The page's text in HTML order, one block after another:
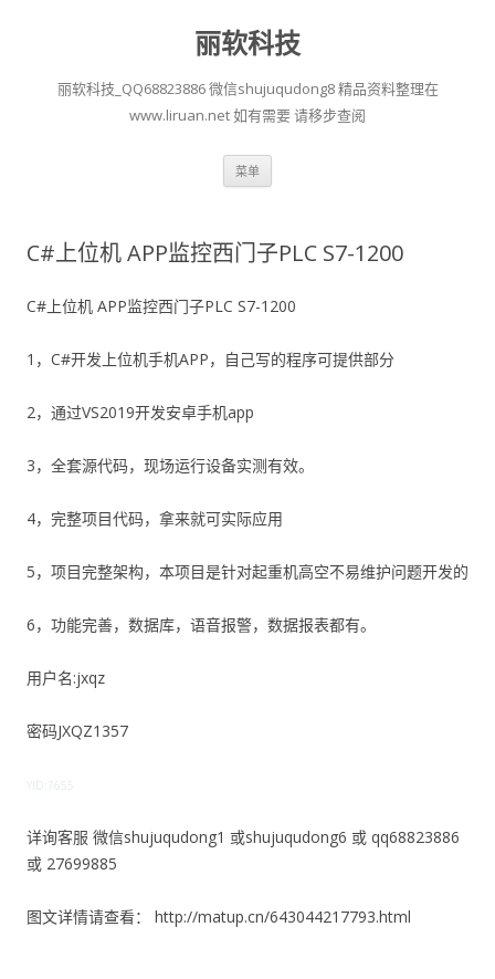
丽软科技
丽软科技_QQ68823886 微信shujuqudong8 精品资料整理在
www.liruan.net 如有需要 请移步查阅
菜单
C#上位机 APP监控西门子PLC S7-1200
C#上位机 APP监控西门子PLC S7-1200
1，C#开发上位机手机APP，自己写的程序可提供部分
2，通过VS2019开发安卓手机app
3，全套源代码，现场运行设备实测有效。
4，完整项目代码，拿来就可实际应用
5，项目完整架构，本项目是针对起重机高空不易维护问题开发的
6，功能完善，数据库，语音报警，数据报表都有。
用户名:jxqz
密码JXQZ1357
YID:7655
详询客服 微信shujuqudong1 或shujuqudong6 或 qq68823886
或 27699885
图文详情请查看： http://matup.cn/643044217793.html